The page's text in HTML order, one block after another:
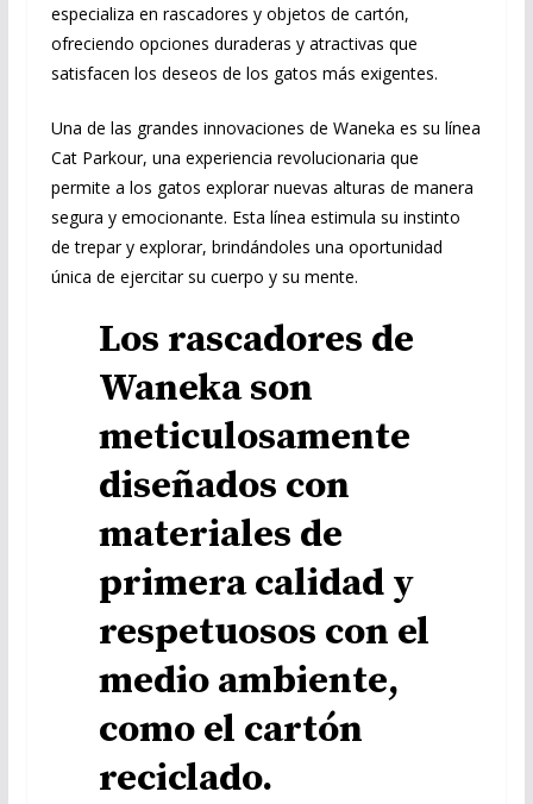
especializa en rascadores y objetos de cartón,
ofreciendo opciones duraderas y atractivas que
satisfacen los deseos de los gatos más exigentes.
Una de las grandes innovaciones de Waneka es su línea
Cat Parkour, una experiencia revolucionaria que
permite a los gatos explorar nuevas alturas de manera
segura y emocionante. Esta línea estimula su instinto
de trepar y explorar, brindándoles una oportunidad
única de ejercitar su cuerpo y su mente.
Los rascadores de
Waneka son
meticulosamente
diseñados con
materiales de
primera calidad y
respetuosos con el
medio ambiente,
como el cartón
reciclado.